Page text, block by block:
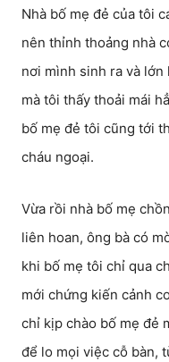
Nhà bố mẹ đẻ của tôi
nên thỉnh thoảng nhà
nơi mình sinh ra và
mà tôi thấy thoải mái
bố mẹ đẻ tôi cũng tới
cháu ngoại.
Vừa rồi nhà bố mẹ
liên hoan, ông bà có
khi bố mẹ tôi chỉ qua
mới chứng kiến cảnh
chỉ kịp chào bố mẹ đẻ
để lo mọi việc cỗ bàn,